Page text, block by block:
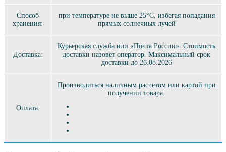
Способ
хранения:
при температуре не выше 25°C, избегая попадания
прямых солнечных лучей
Доставка:
Курьерская служба или «Почта России». Стоимость
доставки назовет оператор. Максимальный срок
доставки до 26.08.2026
Оплата:
Производиться наличным расчетом или картой при
получении товара.